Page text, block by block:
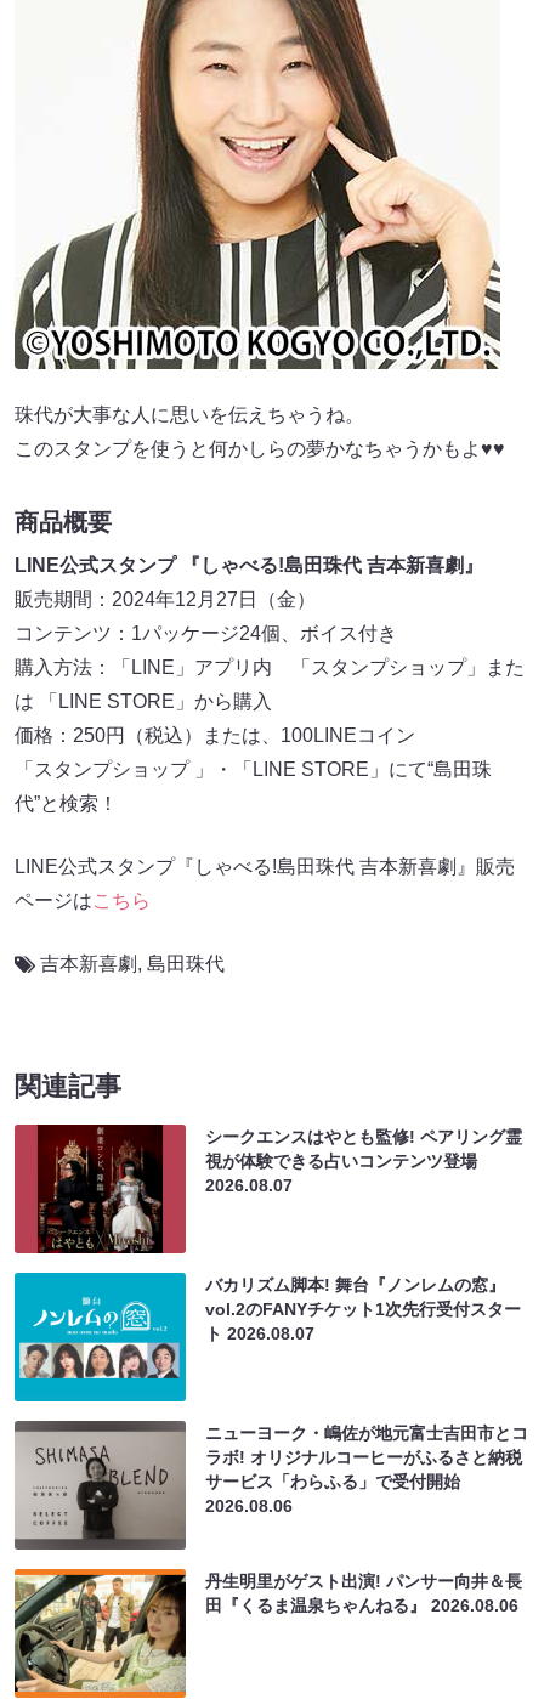
珠代が大事な人に思いを伝えちゃうね。
このスタンプを使うと何かしらの夢かなちゃうかもよ♥♥
商品概要
LINE公式スタンプ 『しゃべる!島田珠代 吉本新喜劇』
販売期間：2024年12月27日（金）
コンテンツ：1パッケージ24個、ボイス付き
購入方法：「LINE」アプリ内 「スタンプショップ」また
は 「LINE STORE」から購入
価格：250円（税込）または、100LINEコイン
「スタンプショップ 」・「LINE STORE」にて“島田珠
代”と検索！
LINE公式スタンプ『しゃべる!島田珠代 吉本新喜劇』販売
ページはこちら
吉本新喜劇 , 島田珠代
関連記事
シークエンスはやとも監修! ペアリング霊
視が体験できる占いコンテンツ登場
2026.08.07
バカリズム脚本! 舞台『ノンレムの窓』
vol.2のFANYチケット1次先行受付スター
ト2026.08.07
ニューヨーク・嶋佐が地元富士吉田市とコ
ラボ! オリジナルコーヒーがふるさと納税
サービス「わらふる」で受付開始
2026.08.06
丹生明里がゲスト出演! パンサー向井＆長
田『くるま温泉ちゃんねる』2026.08.06